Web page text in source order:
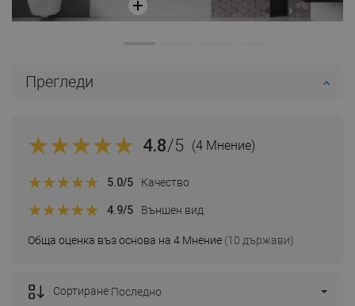
Прегледи
4.8/5 (4 Мнение)
Обща оценка въз основа на 4 Мнение (10 държави)
5.0/5 Качество
4.9/5 Външен вид
Сортиране:Последно